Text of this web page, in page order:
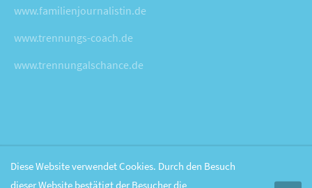
www.familienjournalistin.de
www.trennungs-coach.de
www.trennungalschance.de
Diese Website verwendet Cookies. Durch den Besuch
dieser Website bestätigt der Besucher die